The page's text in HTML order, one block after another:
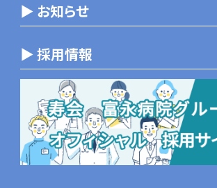
▶ お知らせ
▶ 採用情報